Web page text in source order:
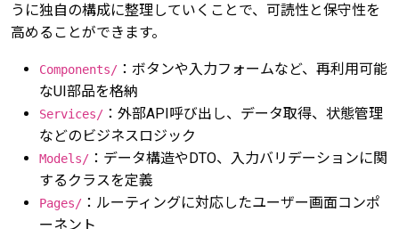
うに独自の構成に整理していくことで、可読性と保守性を
高めることができます。
Components/ ：ボタンや入力フォームなど、再利用可能
なUI部品を格納
Services/ ：外部API呼び出し、データ取得、状態管理
などのビジネスロジック
Models/ ：データ構造やDTO、入力バリデーションに関
するクラスを定義
Pages/ ：ルーティングに対応したユーザー画面コンポ
ーネント